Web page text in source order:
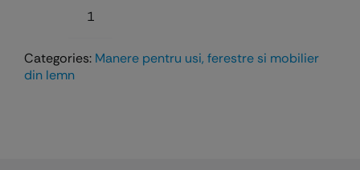
Cantitate
Categories: Manere pentru usi, ferestre si mobilier
din lemn